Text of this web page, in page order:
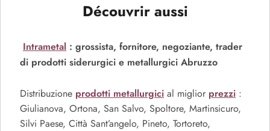
Découvrir aussi
Intrametal : grossista, fornitore, negoziante, trader
di prodotti siderurgici e metallurgici Abruzzo
Distribuzione prodotti metallurgici al miglior prezzi :
Giulianova, Ortona, San Salvo, Spoltore, Martinsicuro,
Silvi Paese, Città Sant’angelo, Pineto, Tortoreto,